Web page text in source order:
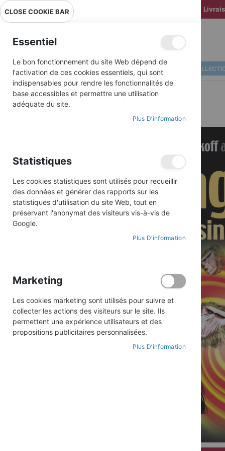
ALBUMS ILLUSTRÉS BD
gallery
CLOSE COOKIE BAR
Essentiel
Le bon fonctionnement du site Web dépend de
l'activation de ces cookies essentiels, qui sont
indispensables pour rendre les fonctionnalités de
base accessibles et permettre une utilisation
adéquate du site.
Plus D’information
Statistiques
Les cookies statistiques sont utilisés pour recueillir
des données et générer des rapports sur les
statistiques d'utilisation du site Web, tout en
préservant l'anonymat des visiteurs vis-à-vis de
Google.
Plus D’information
Marketing
Les cookies marketing sont utilisés pour suivre et
collecter les actions des visiteurs sur le site. Ils
permettent une expérience utilisateurs et des
propositions publicitaires personnalisées.
Plus D’information